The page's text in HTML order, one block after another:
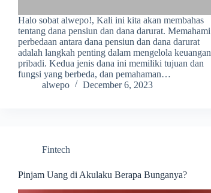
Halo sobat alwepo!, Kali ini kita akan membahas
tentang dana pensiun dan dana darurat. Memahami
perbedaan antara dana pensiun dan dana darurat
adalah langkah penting dalam mengelola keuangan
pribadi. Kedua jenis dana ini memiliki tujuan dan
fungsi yang berbeda, dan pemahaman…
alwepo
December 6, 2023
Fintech
Pinjam Uang di Akulaku Berapa Bunganya?